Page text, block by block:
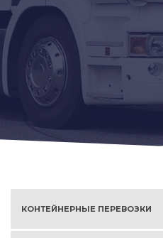
КОНТЕЙНЕРНЫЕ ПЕРЕВОЗКИ